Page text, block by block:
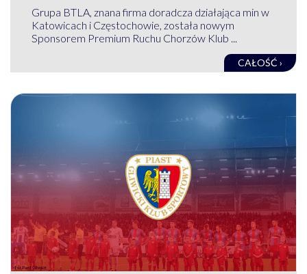
Grupa BTLA, znana firma doradcza działająca min w
Katowicach i Częstochowie, została nowym
Sponsorem Premium Ruchu Chorzów Klub ...
CAŁOŚĆ ›